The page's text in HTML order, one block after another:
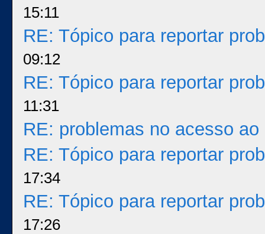
15:11
RE: Tópico para reportar
09:12
RE: Tópico para reportar
11:31
RE: problemas no acesso
RE: Tópico para reportar
17:34
RE: Tópico para reportar
17:26